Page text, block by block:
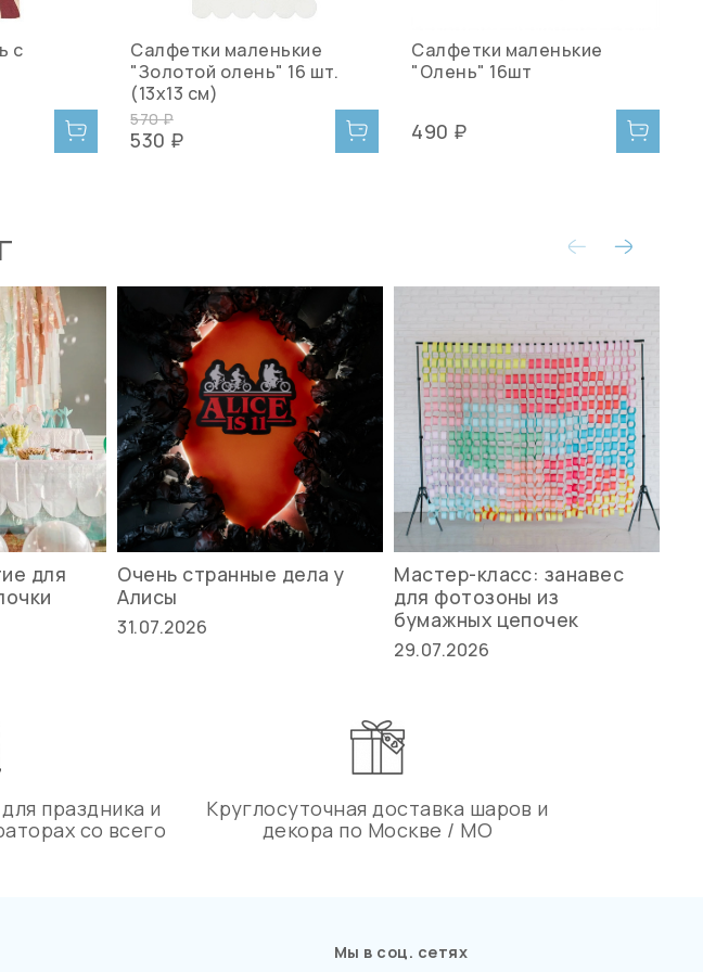
с
Салфетки маленькие
"Золотой олень" 16 шт.
(13х13 см)
570 ₽
530 ₽
Салфетки маленькие
"Олень" 16шт
490 ₽
для
Очень странные дела у
Алисы
31.07.2026
Мастер-класс: занавес
для фотозоны из
бумажных цепочек
29.07.2026
праздника и
со всего
Круглосуточная доставка шаров и
декора по Москве / МО
Мы в соц. сетях